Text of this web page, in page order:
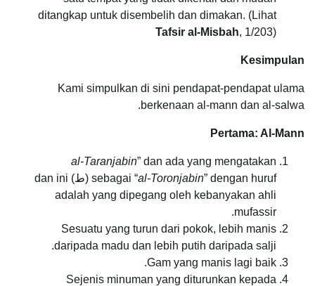
ditangkap untuk disembelih dan dimakan. (Lihat
Tafsir al-Misbah, 1/203)
Kesimpulan
Kami simpulkan di sini pendapat-pendapat ulama
berkenaan al-mann dan al-salwa.
Pertama: Al-Mann
al-Taranjabin” dan ada yang mengatakan
sebagai “al-Toronjabin
” dengan huruf (ط) dan ini
adalah yang dipegang oleh kebanyakan ahli
mufassir.
Sesuatu yang turun dari pokok, lebih manis
daripada madu dan lebih putih daripada salji.
Gam yang manis lagi baik.
Sejenis minuman yang diturunkan kepada